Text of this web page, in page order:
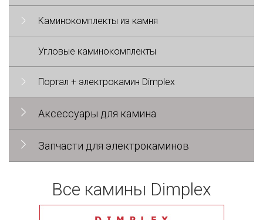
Каминокомплекты из камня
Угловые каминокомплекты
Портал + электрокамин Dimplex
Аксессуары для камина
Запчасти для электрокаминов
Все камины Dimplex